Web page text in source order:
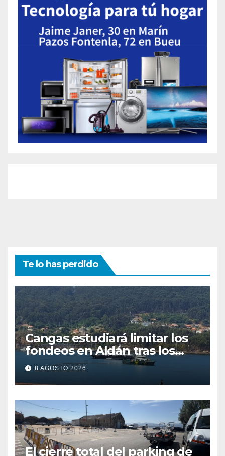
Te lo has perdido
Cangas estudiará limitar los
fondeos en Aldán tras los
últimos episodios de
contaminación en O Con
8 AGOSTO 2026
El cierre total del parking de